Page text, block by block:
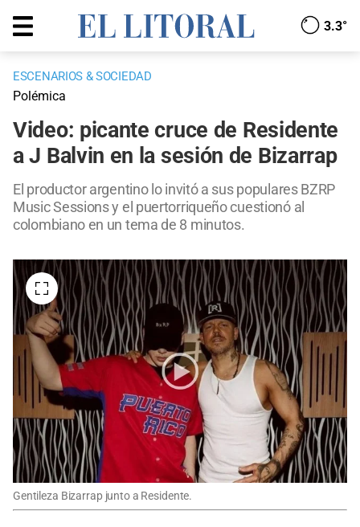
3.3°
ESCENARIOS & SOCIEDAD
Polémica
Video: picante cruce de Residente
a J Balvin en la sesión de Bizarrap
El productor argentino lo invitó a sus populares BZRP
Music Sessions y el puertorriqueño cuestionó al
colombiano en un tema de 8 minutos.
Gentileza Bizarrap junto a Residente.